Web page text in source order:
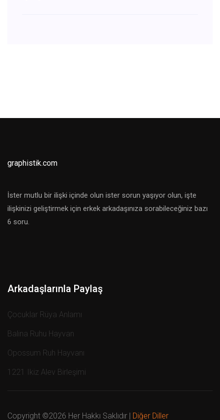
graphistik.com
İster mutlu bir ilişki içinde olun ister sorun yaşıyor olun, işte
ilişkinizi geliştirmek için erkek arkadaşınıza sorabileceğiniz bazı
6 soru.
Arkadaşlarınla ​​Paylaş
Çocuklar Rüya Anlamı
Balina Ruhu Hayvan
Opossum Ruh Hayvanı
1221 Ikiz Alev Birleşimi
Copyright ©2026 Her Hakkı Saklıdır | Diğer Diller